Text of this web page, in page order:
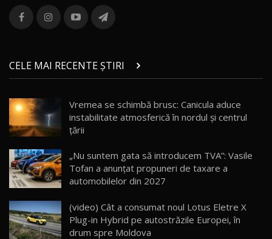
13
combină aventura cu luxul / AutoBlog.MD
36:08
chinez care face lumea să se întoarcă după el
/ AutoBlog.MD
17:27
15 14:37
16
AutoBlogMD
17 20:06
CELE MAI RECENTE ȘTIRI
Vremea se schimbă brusc: Canicula aduce
instabilitate atmosferică în nordul și centrul
țării
„Nu suntem gata să introducem TVA”: Vasile
Tofan a anunțat propuneri de taxare a
automobilelor din 2027
(video) Cât a consumat noul Lotus Eletre X
Plug-in Hybrid pe autostrăzile Europei, în
drum spre Moldova